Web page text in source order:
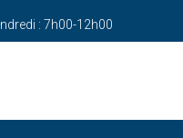
: 7h00-12h00